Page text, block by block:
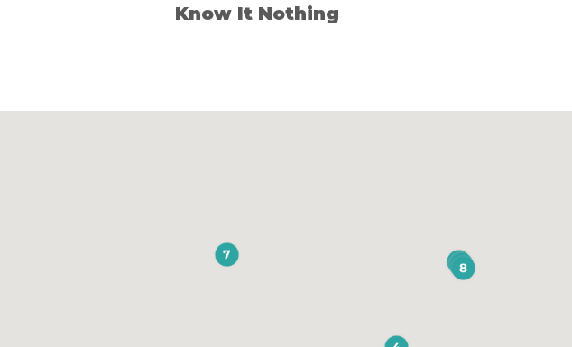
Know It Nothing